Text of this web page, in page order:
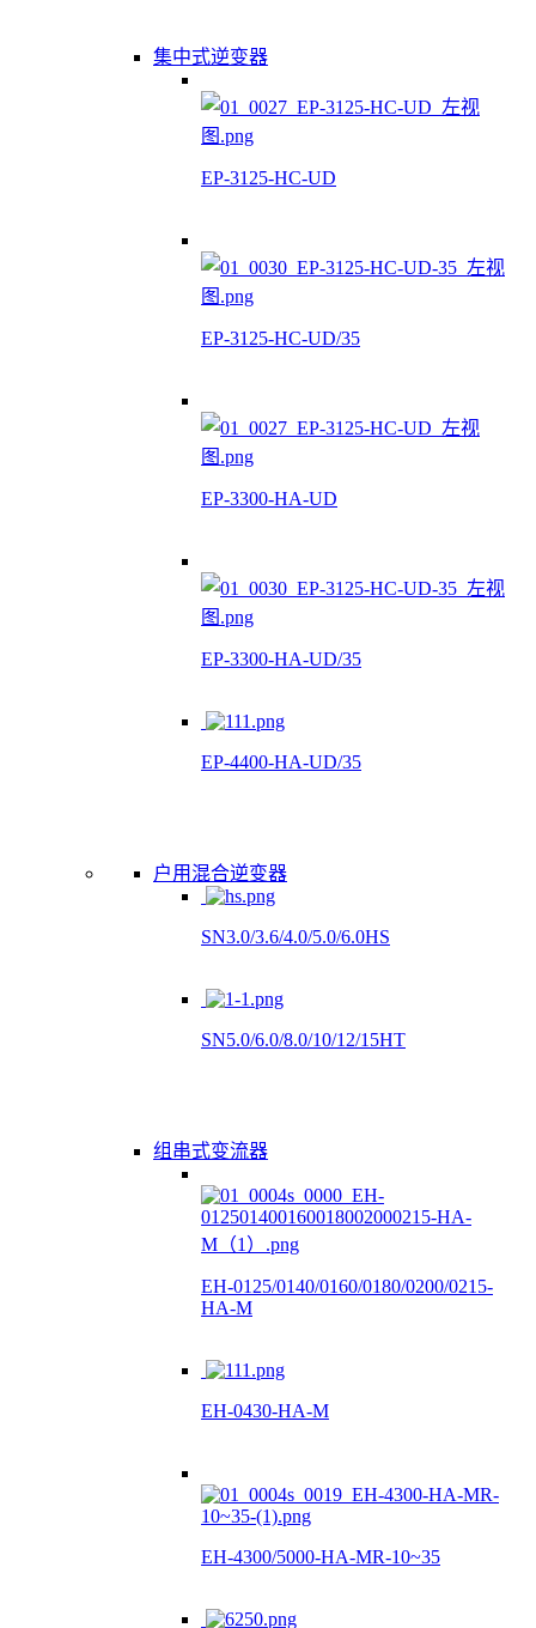
集中式逆变器
EP-3125-HC-UD
EP-3125-HC-UD/35
EP-3300-HA-UD
EP-3300-HA-UD/35
EP-4400-HA-UD/35
户用混合逆变器
SN3.0/3.6/4.0/5.0/6.0HS
SN5.0/6.0/8.0/10/12/15HT
组串式变流器
EH-0125/0140/0160/0180/0200/0215-
HA-M
EH-0430-HA-M
EH-4300/5000-HA-MR-10~35